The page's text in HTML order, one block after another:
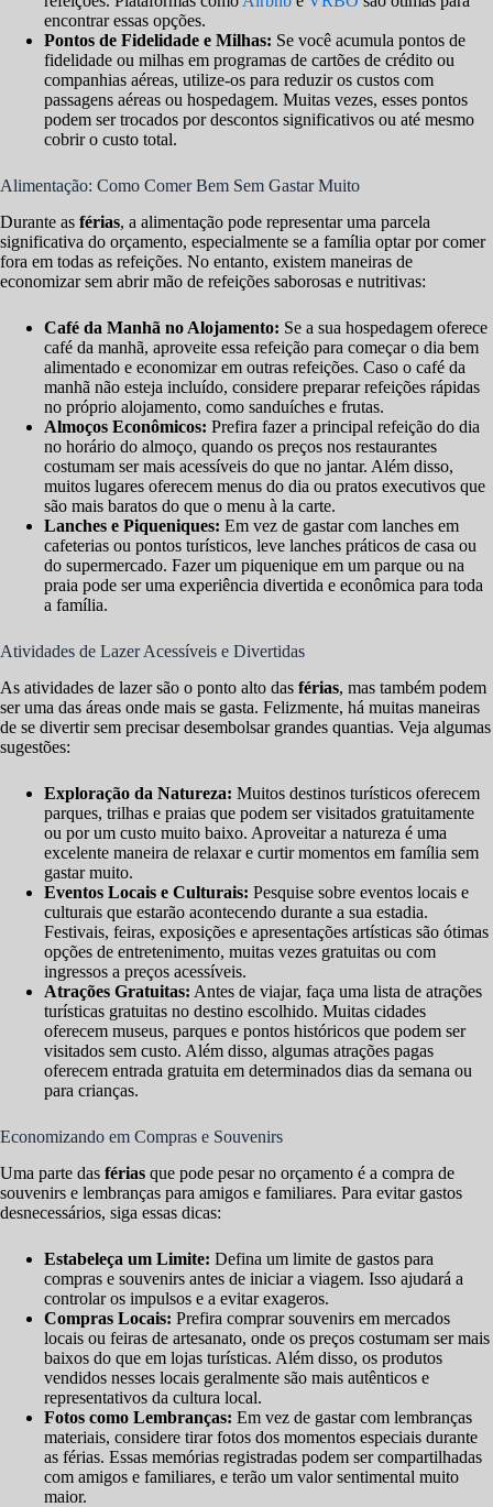
encontrar essas opções.
Pontos de Fidelidade e Milhas: Se você acumula pontos de
fidelidade ou milhas em programas de cartões de crédito ou
companhias aéreas, utilize-os para reduzir os custos com
passagens aéreas ou hospedagem. Muitas vezes, esses pontos
podem ser trocados por descontos significativos ou até mesmo
cobrir o custo total.
Alimentação: Como Comer Bem Sem Gastar Muito
Durante as férias, a alimentação pode representar uma parcela
significativa do orçamento, especialmente se a família optar por comer
fora em todas as refeições. No entanto, existem maneiras de
economizar sem abrir mão de refeições saborosas e nutritivas:
Café da Manhã no Alojamento: Se a sua hospedagem oferece
café da manhã, aproveite essa refeição para começar o dia bem
alimentado e economizar em outras refeições. Caso o café da
manhã não esteja incluído, considere preparar refeições rápidas
no próprio alojamento, como sanduíches e frutas.
Almoços Econômicos: Prefira fazer a principal refeição do dia
no horário do almoço, quando os preços nos restaurantes
costumam ser mais acessíveis do que no jantar. Além disso,
muitos lugares oferecem menus do dia ou pratos executivos que
são mais baratos do que o menu à la carte.
Lanches e Piqueniques: Em vez de gastar com lanches em
cafeterias ou pontos turísticos, leve lanches práticos de casa ou
do supermercado. Fazer um piquenique em um parque ou na
praia pode ser uma experiência divertida e econômica para toda
a família.
Atividades de Lazer Acessíveis e Divertidas
As atividades de lazer são o ponto alto das férias, mas também podem
ser uma das áreas onde mais se gasta. Felizmente, há muitas maneiras
de se divertir sem precisar desembolsar grandes quantias. Veja algumas
sugestões:
Exploração da Natureza: Muitos destinos turísticos oferecem
parques, trilhas e praias que podem ser visitados gratuitamente
ou por um custo muito baixo. Aproveitar a natureza é uma
excelente maneira de relaxar e curtir momentos em família sem
gastar muito.
Eventos Locais e Culturais: Pesquise sobre eventos locais e
culturais que estarão acontecendo durante a sua estadia.
Festivais, feiras, exposições e apresentações artísticas são ótimas
opções de entretenimento, muitas vezes gratuitas ou com
ingressos a preços acessíveis.
Atrações Gratuitas: Antes de viajar, faça uma lista de atrações
turísticas gratuitas no destino escolhido. Muitas cidades
oferecem museus, parques e pontos históricos que podem ser
visitados sem custo. Além disso, algumas atrações pagas
oferecem entrada gratuita em determinados dias da semana ou
para crianças.
Economizando em Compras e Souvenirs
Uma parte das férias que pode pesar no orçamento é a compra de
souvenirs e lembranças para amigos e familiares. Para evitar gastos
desnecessários, siga essas dicas:
Estabeleça um Limite: Defina um limite de gastos para
compras e souvenirs antes de iniciar a viagem. Isso ajudará a
controlar os impulsos e a evitar exageros.
Compras Locais: Prefira comprar souvenirs em mercados
locais ou feiras de artesanato, onde os preços costumam ser mais
baixos do que em lojas turísticas. Além disso, os produtos
vendidos nesses locais geralmente são mais autênticos e
representativos da cultura local.
Fotos como Lembranças: Em vez de gastar com lembranças
materiais, considere tirar fotos dos momentos especiais durante
as férias. Essas memórias registradas podem ser compartilhadas
com amigos e familiares, e terão um valor sentimental muito
maior.